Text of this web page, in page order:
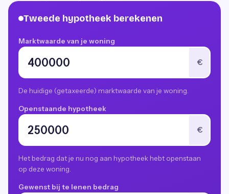
Tweede hypotheek berekenen
Marktwaarde van je woning
€
De huidige (getaxeerde) marktwaarde van je woning.
Openstaande hypotheek
€
Het bedrag dat je nu nog aan hypotheek hebt openstaan
op deze woning.
Gewenst bij te lenen bedrag